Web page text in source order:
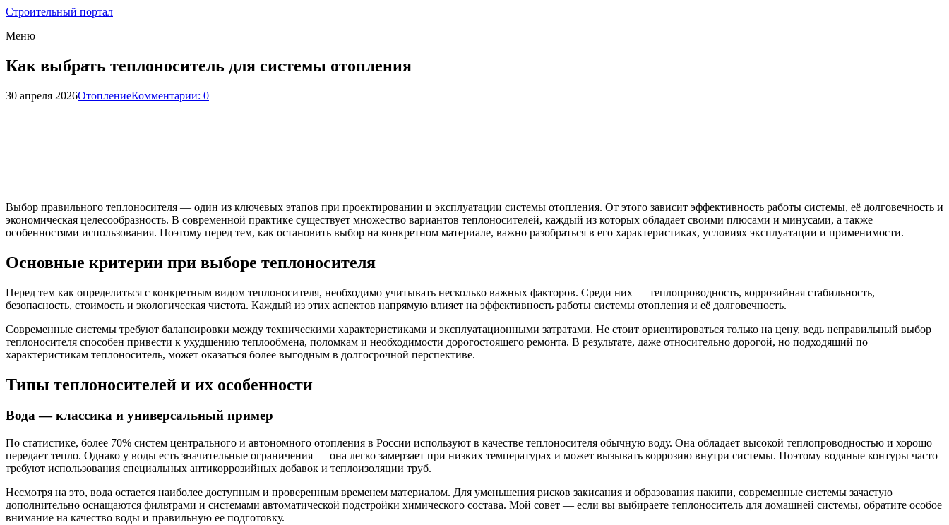
Строительный портал
Меню
Как выбрать теплоноситель для системы отопления
30 апреля 2026ОтоплениеКомментарии: 0
Выбор правильного теплоносителя — один из ключевых этапов при проектировании и эксплуатации системы отопления. От этого зависит эффективность работы системы, её долговечность и
экономическая целесообразность. В современной практике существует множество вариантов теплоносителей, каждый из которых обладает своими плюсами и минусами, а также
особенностями использования. Поэтому перед тем, как остановить выбор на конкретном материале, важно разобраться в его характеристиках, условиях эксплуатации и применимости.
Основные критерии при выборе теплоносителя
Перед тем как определиться с конкретным видом теплоносителя, необходимо учитывать несколько важных факторов. Среди них — теплопроводность, коррозийная стабильность,
безопасность, стоимость и экологическая чистота. Каждый из этих аспектов напрямую влияет на эффективность работы системы отопления и её долговечность.
Современные системы требуют балансировки между техническими характеристиками и эксплуатационными затратами. Не стоит ориентироваться только на цену, ведь неправильный выбор
теплоносителя способен привести к ухудшению теплообмена, поломкам и необходимости дорогостоящего ремонта. В результате, даже относительно дорогой, но подходящий по
характеристикам теплоноситель, может оказаться более выгодным в долгосрочной перспективе.
Типы теплоносителей и их особенности
Вода — классика и универсальный пример
По статистике, более 70% систем центрального и автономного отопления в России используют в качестве теплоносителя обычную воду. Она обладает высокой теплопроводностью и хорошо
передает тепло. Однако у воды есть значительные ограничения — она легко замерзает при низких температурах и может вызывать коррозию внутри системы. Поэтому водяные контуры часто
требуют использования специальных антикоррозийных добавок и теплоизоляции труб.
Несмотря на это, вода остается наиболее доступным и проверенным временем материалом. Для уменьшения рисков закисания и образования накипи, современные системы зачастую
дополнительно оснащаются фильтрами и системами автоматической подстройки химического состава. Мой совет — если вы выбираете теплоноситель для домашней системы, обратите особое
внимание на качество воды и правильную ее подготовку.